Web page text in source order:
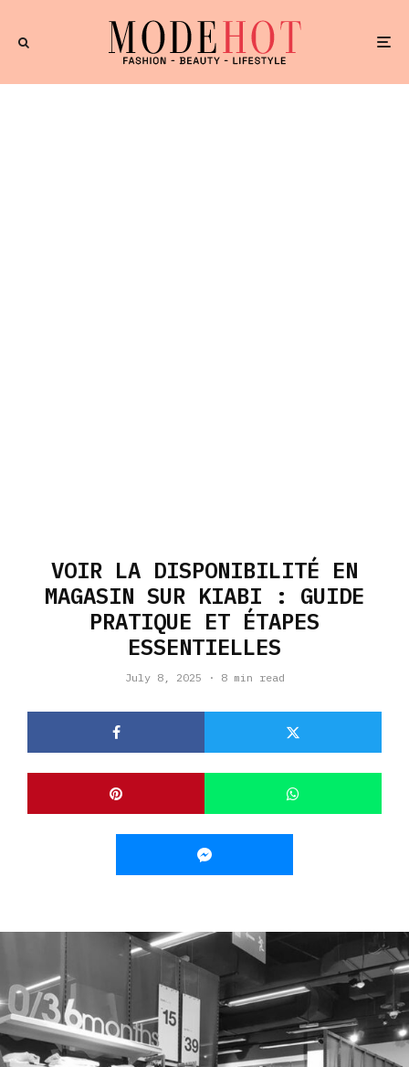
VOIR LA DISPONIBILITÉ EN
MAGASIN SUR KIABI : GUIDE
PRATIQUE ET ÉTAPES
ESSENTIELLES
July 8, 2025 · 8 min read